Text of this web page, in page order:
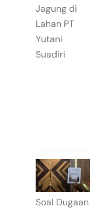
Jagung di
Lahan PT
Yutani
Suadiri
Soal Dugaan